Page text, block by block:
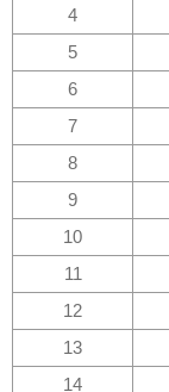
4
5
6
7
8
9
10
11
12
13
14